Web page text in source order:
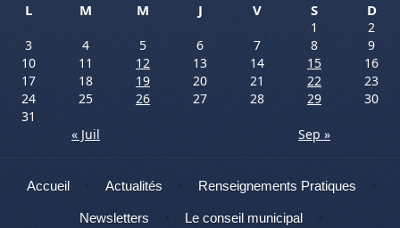
L
M M J V S D
1
2
3
4 5 6 7 8
9
10
11 12 13 14 15
16
17
18 19 20 21 22
23
24
25 26 27 28 29
30
31
« Juil
Sep »
Menu
Aller au contenu
Accueil Actualités Renseignements Pratiques
Newsletters Le conseil municipal